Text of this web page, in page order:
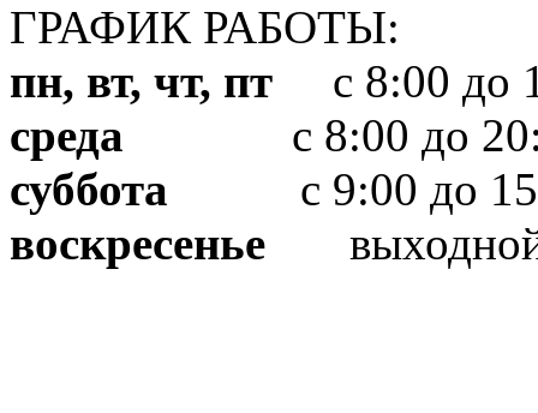
ГРАФИК РАБОТЫ:
пн, вт, чт, пт с 8:00 до
среда с 8:00 до
суббота с 9:00 до
воскресенье